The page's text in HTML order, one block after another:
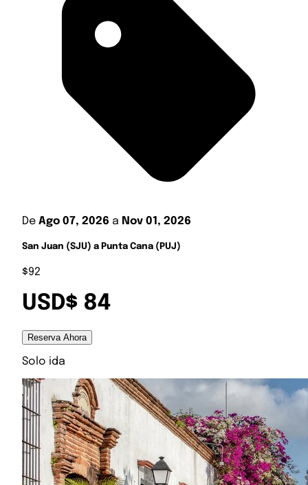
De Ago 07, 2026 a Nov 01, 2026
San Juan (SJU) a Punta Cana (PUJ)
$92
USD$ 84
Reserva Ahora
Solo ida